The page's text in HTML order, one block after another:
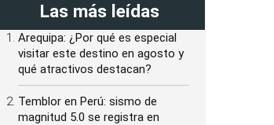
Las más leídas
Arequipa: ¿Por qué es especial
visitar este destino en agosto y
qué atractivos destacan?
Temblor en Perú: sismo de
magnitud 5.0 se registra en